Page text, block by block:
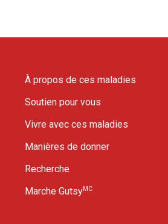
À propos de ces maladies
Soutien pour vous
Vivre avec ces maladies
Manières de donner
Recherche
Marche GutsyMC